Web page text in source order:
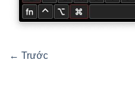
← Trước